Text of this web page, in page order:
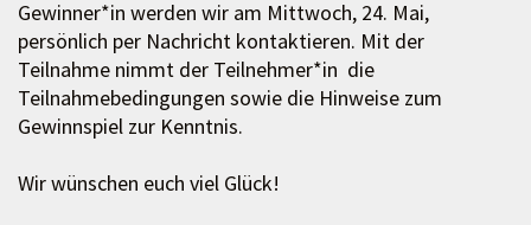
Gewinner*in werden wir am Mittwoch, 24. Mai,
persönlich per Nachricht kontaktieren. Mit der
Teilnahme nimmt der Teilnehmer*in die
Teilnahmebedingungen sowie die Hinweise zum
Gewinnspiel zur Kenntnis.
Wir wünschen euch viel Glück!